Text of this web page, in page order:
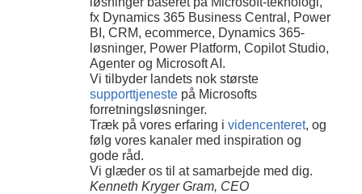
fx Dynamics 365 Business Central, Power
BI, CRM, ecommerce, Dynamics 365-
løsninger, Power Platform, Copilot Studio,
Agenter og Microsoft AI.
Vi tilbyder landets nok største
supporttjeneste på Microsofts
forretningsløsninger.
Træk på vores erfaring ividencenteret, og
følg vores kanaler med inspiration og
gode råd.
Vi glæder os til at samarbejde med dig.
Kenneth Kryger Gram, CEO